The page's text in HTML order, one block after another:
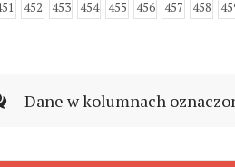
452 453 454 455 456 457 458
Dane w kolumnach